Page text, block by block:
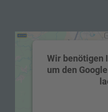
Wir benötigen
um den